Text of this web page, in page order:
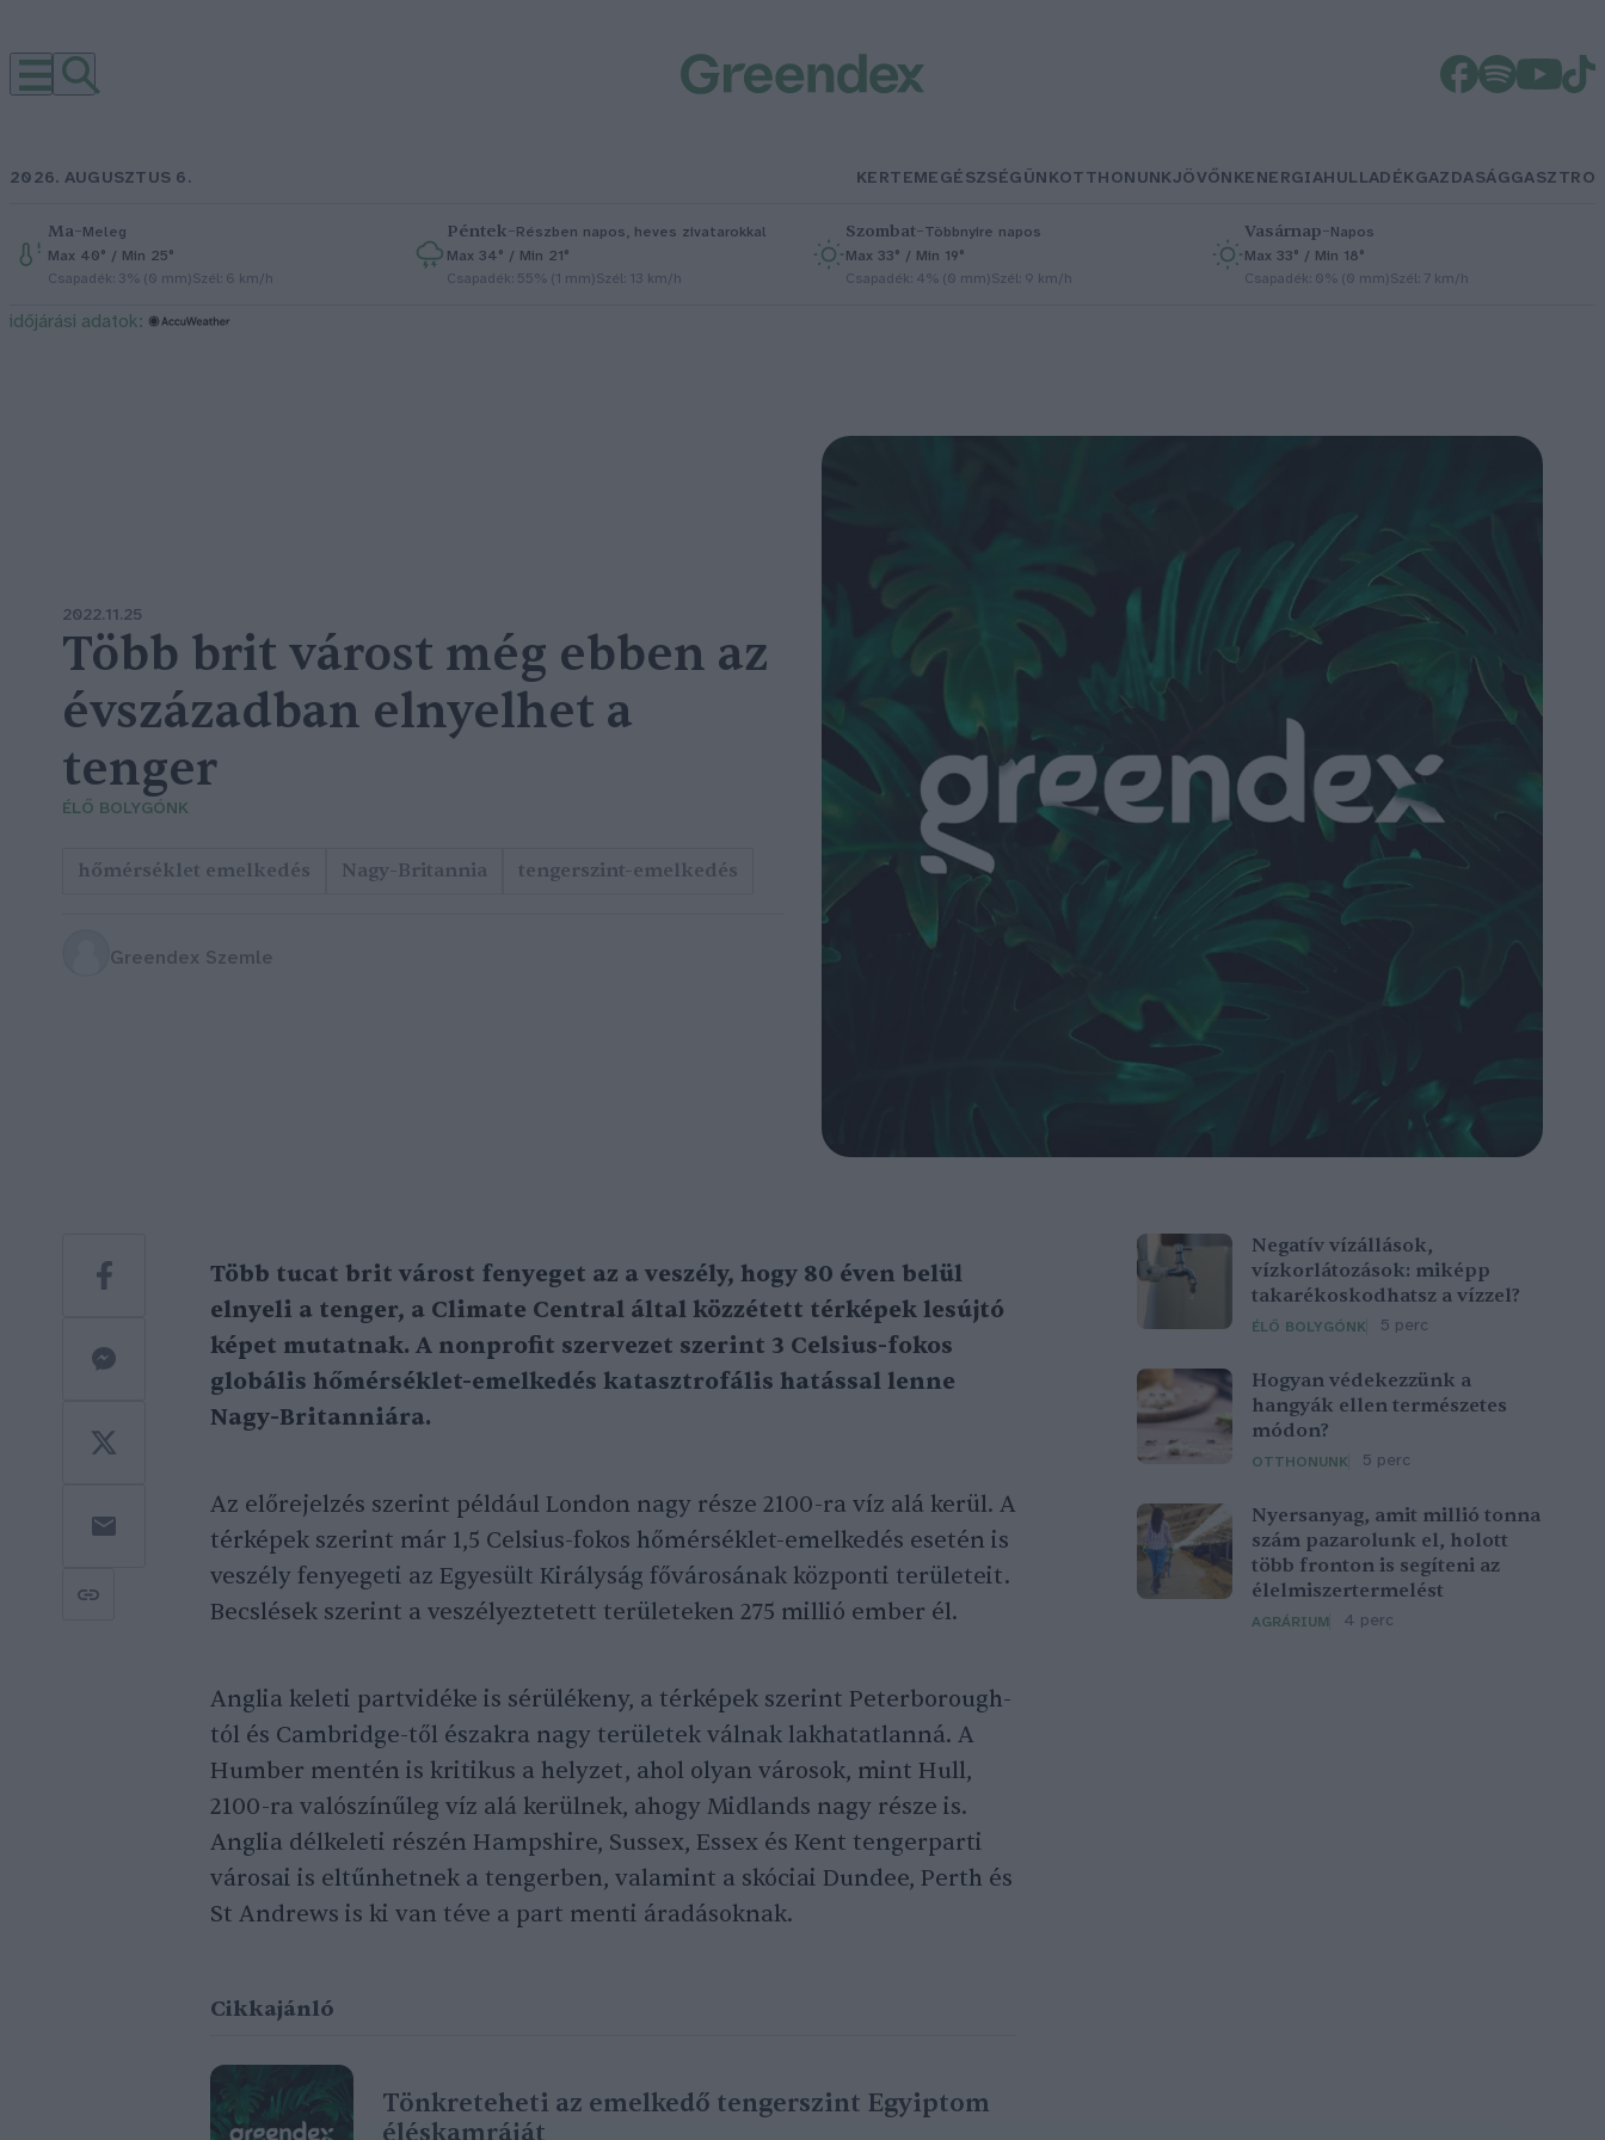
2026. AUGUSZTUS 6. KERTEMEGÉSZSÉGÜNKOTTHONUNKJÖVŐNKENERGIAHULLADÉKGAZDASÁGGASZTRO
Ma–Meleg
Max 40° / Min 25°
Csapadék: 3% (0 mm)Szél: 6 km/h
Péntek–Részben napos, heves zivatarokkal
Max 34° / Min 21°
Csapadék: 55% (1 mm)Szél: 13 km/h
Szombat–Többnyire napos
Max 33° / Min 19°
Csapadék: 4% (0 mm)Szél: 9 km/h
Vasárnap–Napos
Max 33° / Min 18°
Csapadék: 0% (0 mm)Szél: 7 km/h
időjárási adatok:
2022.11.25
Több brit várost még ebben az
évszázadban elnyelhet a
tenger
ÉLŐ BOLYGÓNK
hőmérséklet emelkedés Nagy-Britannia tengerszint-emelkedés
Greendex Szemle
Több tucat brit várost fenyeget az a veszély, hogy 80 éven belül
elnyeli a tenger, a Climate Central által közzétett térképek lesújtó
képet mutatnak. A nonprofit szervezet szerint 3 Celsius-fokos
globális hőmérséklet-emelkedés katasztrofális hatással lenne
Nagy-Britanniára.
Az előrejelzés szerint például London nagy része 2100-ra víz alá kerül. A
térképek szerint már 1,5 Celsius-fokos hőmérséklet-emelkedés esetén is
veszély fenyegeti az Egyesült Királyság fővárosának központi területeit.
Becslések szerint a veszélyeztetett területeken 275 millió ember él.
Anglia keleti partvidéke is sérülékeny, a térképek szerint Peterborough-
tól és Cambridge-től északra nagy területek válnak lakhatatlanná. A
Humber mentén is kritikus a helyzet, ahol olyan városok, mint Hull,
2100-ra valószínűleg víz alá kerülnek, ahogy Midlands nagy része is.
Anglia délkeleti részén Hampshire, Sussex, Essex és Kent tengerparti
városai is eltűnhetnek a tengerben, valamint a skóciai Dundee, Perth és
St Andrews is ki van téve a part menti áradásoknak.
Cikkajánló
Tönkreteheti az emelkedő tengerszint Egyiptom
Negatív vízállások,
vízkorlátozások: miképp
takarékoskodhatsz a vízzel?
ÉLŐ BOLYGÓNK 5 perc
Hogyan védekezzünk a
hangyák ellen természetes
módon?
OTTHONUNK 5 perc
Nyersanyag, amit millió tonna
szám pazarolunk el, holott
több fronton is segíteni az
élelmiszertermelést
AGRÁRIUM 4 perc